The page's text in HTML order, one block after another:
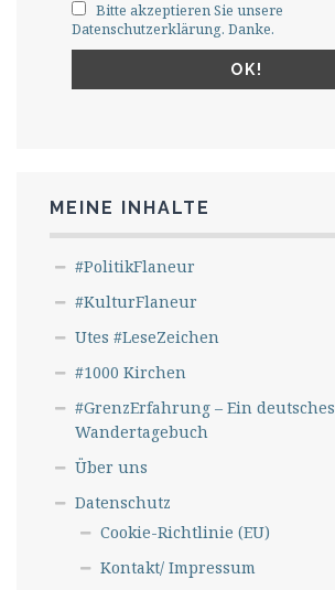
Bitte akzeptieren Sie unsere
Datenschutzerklärung. Danke.
MEINE INHALTE
#PolitikFlaneur
#KulturFlaneur
Utes #LeseZeichen
#1000 Kirchen
#GrenzErfahrung – Ein deutsches
Wandertagebuch
Über uns
Datenschutz
Cookie-Richtlinie (EU)
Kontakt/ Impressum